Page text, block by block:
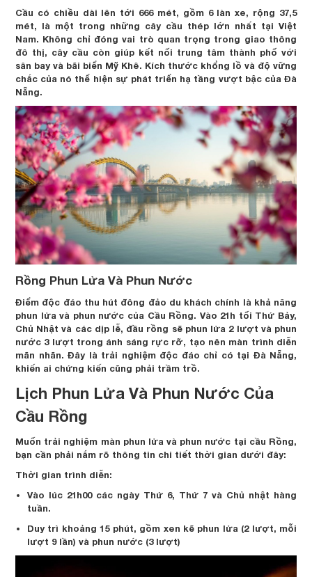
Cầu có chiều dài lên tới 666 mét, gồm 6 làn xe, rộng 37,5
mét, là một trong những cây cầu thép lớn nhất tại Việt
Nam. Không chỉ đóng vai trò quan trọng trong giao thông
đô thị, cây cầu còn giúp kết nối trung tâm thành phố với
sân bay và bãi biển Mỹ Khê. Kích thước khổng lồ và độ vững
chắc của nó thể hiện sự phát triển hạ tầng vượt bậc của Đà
Nẵng.
Rồng Phun Lửa Và Phun Nước
Điểm độc đáo thu hút đông đảo du khách chính là khả năng
phun lửa và phun nước của Cầu Rồng. Vào 21h tối Thứ Bảy,
Chủ Nhật và các dịp lễ, đầu rồng sẽ phun lửa 2 lượt và phun
nước 3 lượt trong ánh sáng rực rỡ, tạo nên màn trình diễn
mãn nhãn. Đây là trải nghiệm độc đáo chỉ có tại Đà Nẵng,
khiến ai chứng kiến cũng phải trầm trồ.
Lịch Phun Lửa Và Phun Nước Của
Cầu Rồng
Muốn trải nghiệm màn phun lửa và phun nước tại cầu Rồng,
bạn cần phải nắm rõ thông tin chi tiết thời gian dưới đây:
Thời gian trình diễn:
Vào lúc 21h00 các ngày Thứ 6, Thứ 7 và Chủ nhật hàng
tuần.
Duy trì khoảng 15 phút, gồm xen kẽ phun lửa (2 lượt, mỗi
lượt 9 lần) và phun nước (3 lượt)